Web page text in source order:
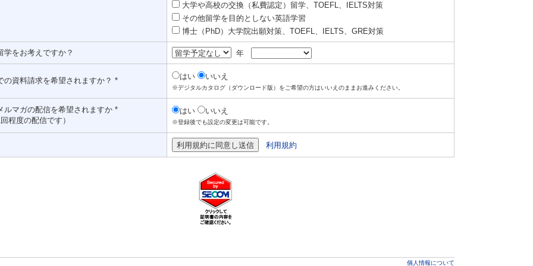
大学や高校の交換（私費認定）留学、TOEFL、IELTS対策
その他留学を目的としない英語学習
博士（PhD）大学院出願対策、TOEFL、IELTS、GRE対策
学をお考えですか？ 年
の資料請求を希望されますか？ * はい いいえ
※デジタルカタログ（ダウンロード版）をご希望の方はいいえのままお進みください。
ルマガの配信を希望されますか *
回程度の配信です）
はい いいえ
※登録後でも設定の変更は可能です。
利用規約
個人情報について